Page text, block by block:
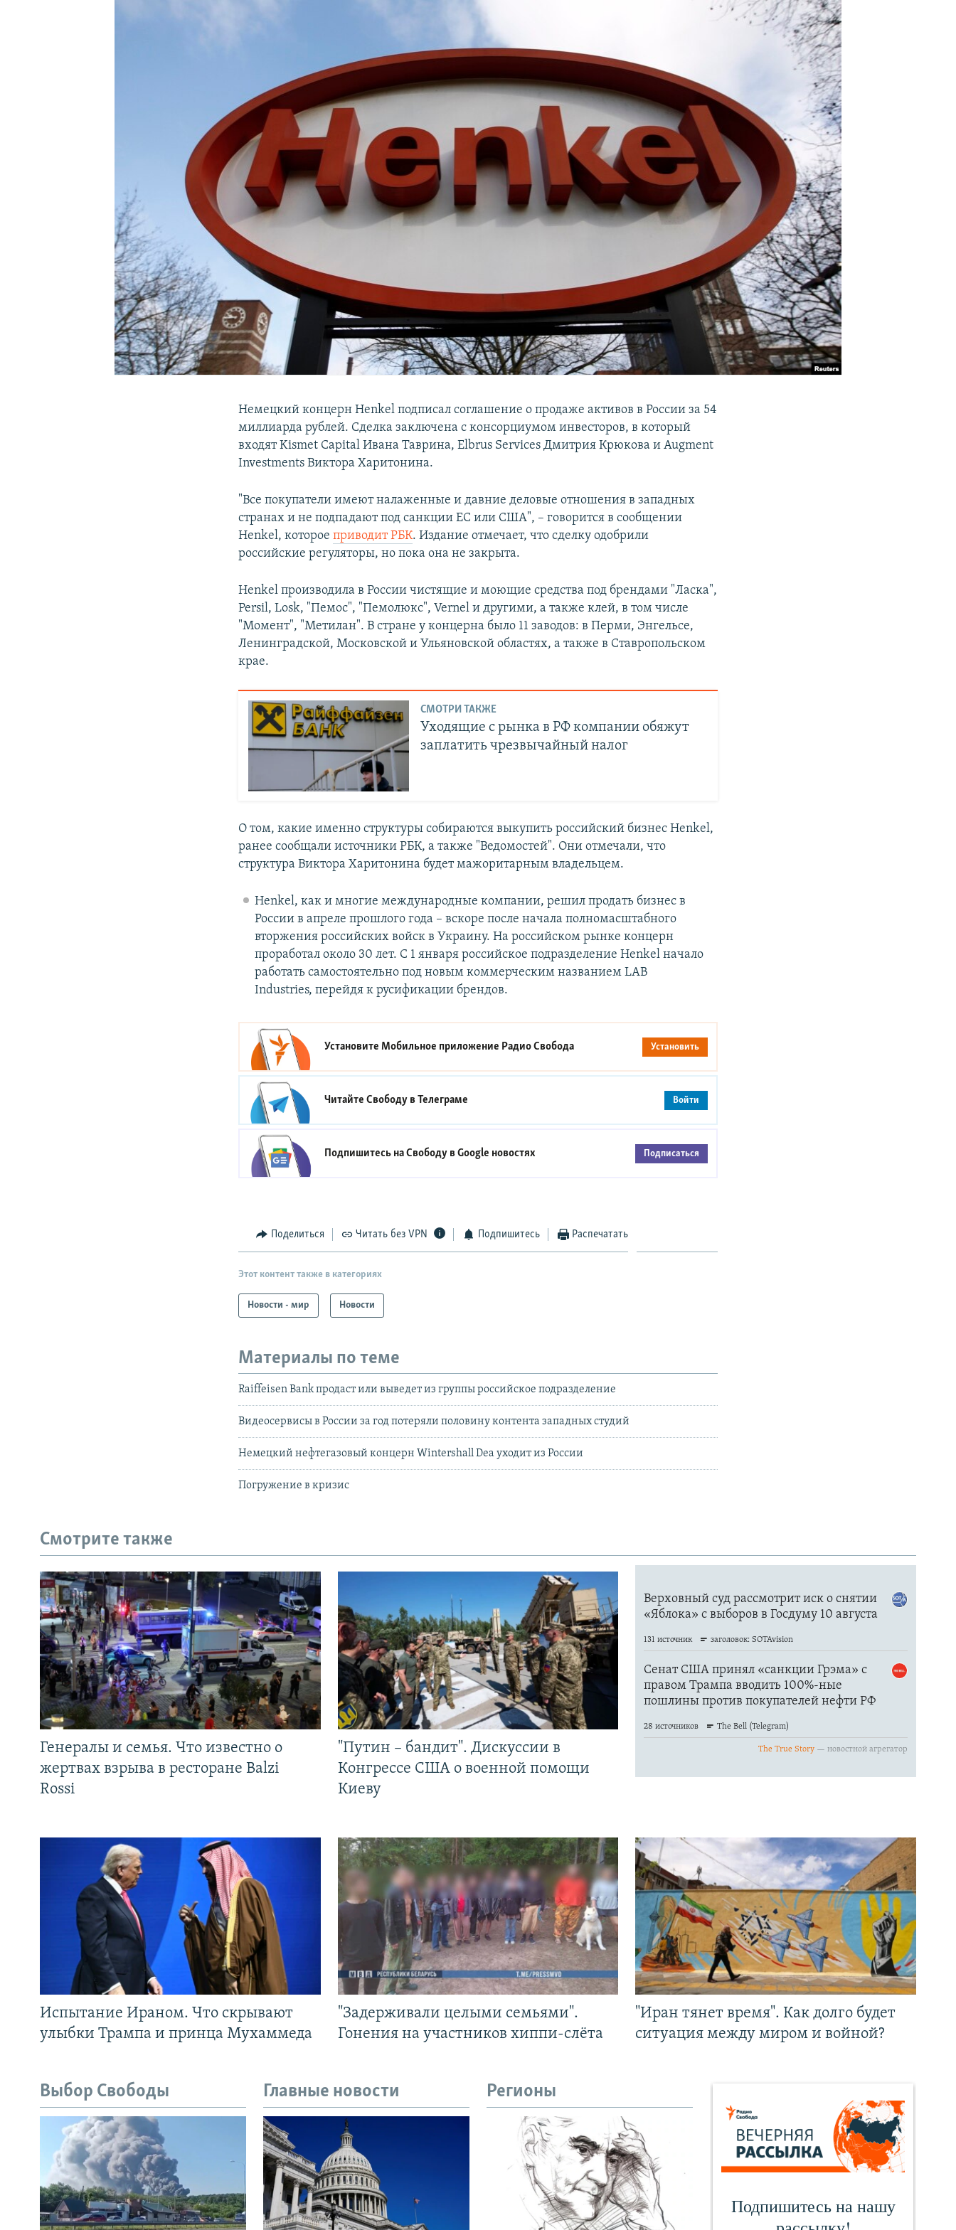
Немецкий концерн Henkel подписал соглашение о продаже активов в России за 54
миллиарда рублей. Сделка заключена с консорциумом инвесторов, в который
входят Kismet Capital Ивана Таврина, Elbrus Services Дмитрия Крюкова и Augment
Investments Виктора Харитонина.
"Все покупатели имеют налаженные и давние деловые отношения в западных
странах и не подпадают под санкции ЕС или США", – говорится в сообщении
Henkel, котороеприводит РБК. Издание отмечает, что сделку одобрили
российские регуляторы, но пока она не закрыта.
Henkel производила в России чистящие и моющие средства под брендами "Ласка",
Persil, Losk, "Пемос", "Пемолюкс", Vernel и другими, а также клей, в том числе
"Момент", "Метилан". В стране у концерна было 11 заводов: в Перми, Энгельсе,
Ленинградской, Московской и Ульяновской областях, а также в Ставропольском
крае.
СМОТРИ ТАКЖЕ
Уходящие с рынка в РФ компании обяжут
заплатить чрезвычайный налог
О том, какие именно структуры собираются выкупить российский бизнес Henkel,
ранее сообщали источники РБК, а также "Ведомостей". Они отмечали, что
структура Виктора Харитонина будет мажоритарным владельцем.
Henkel, как и многие международные компании, решил продать бизнес в
России в апреле прошлого года – вскоре после начала полномасштабного
вторжения российских войск в Украину. На российском рынке концерн
проработал около 30 лет. С 1 января российское подразделение Henkel начало
работать самостоятельно под новым коммерческим названием LAB
Industries, перейдя к русификации брендов.
Установите Мобильное приложение Радио Свобода Установить
Читайте Свободу вТелеграме Войти
Подпишитесь на Свободу вGoogle новостях Подписаться
Поделиться Читать без VPN Подпишитесь Распечатать
Этот контент также в категориях
Новости - мир Новости
Материалы по теме
Raiffeisen Bank продаст или выведет из группы российское подразделение
Видеосервисы в России за год потеряли половину контента западных студий
Немецкий нефтегазовый концерн Wintershall Dea уходит из России
Погружение в кризис
Смотрите также
Генералы и семья. Что известно о
жертвах взрыва в ресторане Balzi
Rossi
"Путин – бандит". Дискуссии в
Конгрессе США о военной помощи
Киеву
Испытание Ираном. Что скрывают
улыбки Трампа и принца Мухаммеда
"Задерживали целыми семьями".
Гонения на участников хиппи-слёта
"Иран тянет время". Как долго будет
ситуация между миром и войной?
Выбор Свободы Главные новости Регионы